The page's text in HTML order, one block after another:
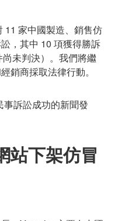
11 家中國製造、銷售仿
，其中 10 項獲得勝訴
尚未判決）。我們將繼
銷商採取法律行動。
事訴訟成功的新聞發
站下架仿冒